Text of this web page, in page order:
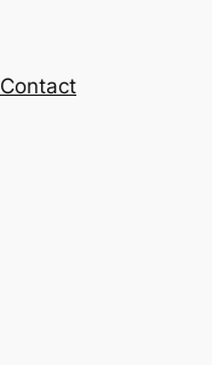
Contact